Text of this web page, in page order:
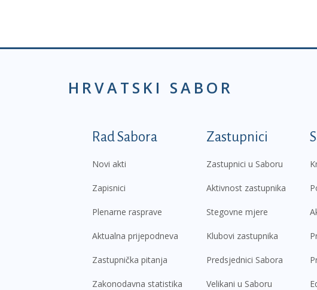
HRVATSKI SABOR
Podnožje prvi izbornik
Rad Sabora
Novi akti
Zapisnici
Plenarne rasprave
Aktualna prijepodneva
Zastupnička pitanja
Zakonodavna statistika
Zastupnici
Zastupnici u Saboru
Aktivnost zastupnika
Stegovne mjere
Klubovi zastupnika
Predsjednici Sabora
Velikani u Saboru